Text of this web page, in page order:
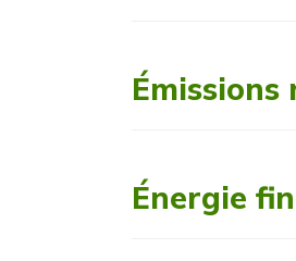
Émissions
Énergie